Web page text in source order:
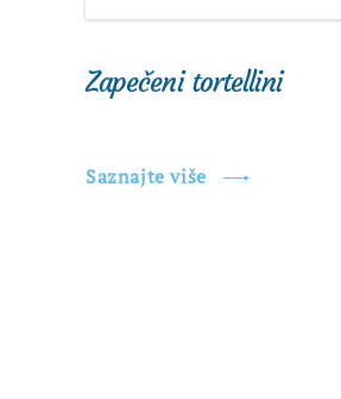
Zapečeni tortellini
Saznajte više